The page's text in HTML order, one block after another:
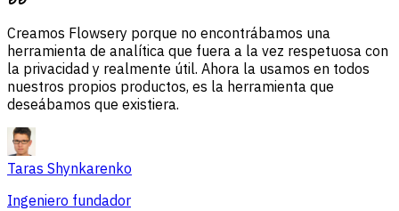
Creamos Flowsery porque no encontrábamos una
herramienta de analítica que fuera a la vez respetuosa con
la privacidad y realmente útil. Ahora la usamos en todos
nuestros propios productos, es la herramienta que
deseábamos que existiera.
Taras Shynkarenko
Ingeniero fundador